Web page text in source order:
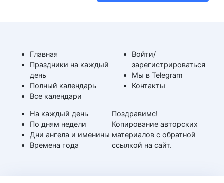
Главная
Праздники на каждый
день
Полный календарь
Все календари
На каждый день
По дням недели
Дни ангела и именины
Времена года
Войти/
зарегистрироваться
Мы в Telegram
Контакты
Поздравимс!
Копирование авторских
материалов с обратной
ссылкой на сайт.